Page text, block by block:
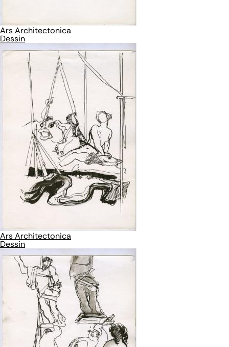
Ars Architectonica
Dessin
Ars Architectonica
Dessin